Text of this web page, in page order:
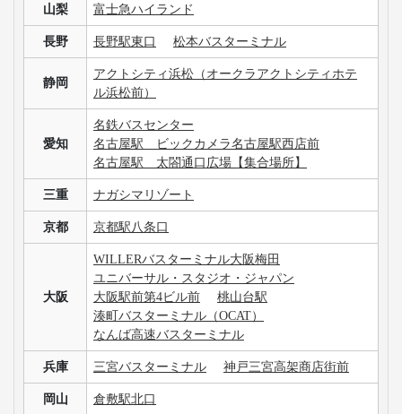
埼玉 さいたま新都心バスターミナル
成田空港第一ターミナル
成田空港第二ターミナル
成田空港第三ターミナル
東京ディズニーランドR
東京
バスタ新宿（新宿高速バスターミナル）
池袋サンシャインバスターミナル
JR大崎駅西口バスターミナル
東京駅 鍛冶橋駐車場
バスターミナル東京八重洲
町田バスセンター
町田ターミナルプラザ1F バスターミナル
横浜シティ・エア・ターミナル
川崎駅東口 ラ・チッタデッラ横
新潟駅南口 長岡駅大手口
富山 富山駅北口
石川 金沢駅西口